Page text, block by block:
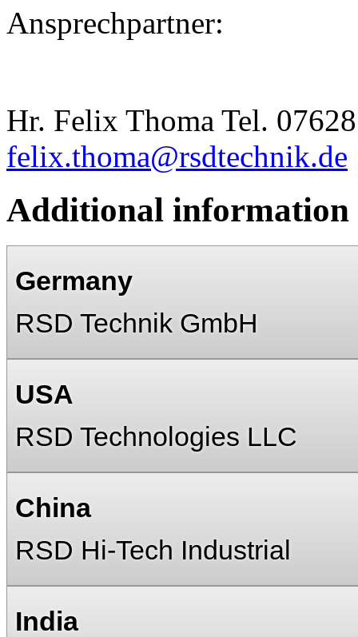
Ansprechpartner:
Hr. Felix Thoma Tel.
felix.thoma@rsdtechnik.de
Additional information
Germany
RSD Technik GmbH
USA
RSD Technologies LLC
China
RSD Hi-Tech Industrial
India